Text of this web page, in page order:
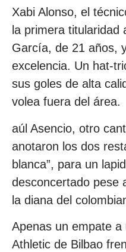
Xabi Alonso, el
la primera titularidad
García, de 21 años,
excelencia. Un hat-
sus goles de alta
volea fuera del área.
aúl Asencio, otro
anotaron los dos
blanca”, para un
desconcertado pese
la diana del
Apenas un empate a
Athletic de Bilbao